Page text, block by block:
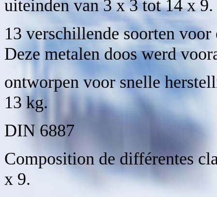
uiteinden van 3 x 3 tot 14 x 9.
13 verschillende soorten
Deze metalen doos werd
ontworpen voor snelle
13 kg.
DIN 6887
Composition de différentes
x 9.